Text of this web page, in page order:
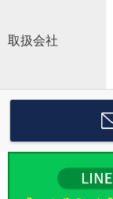
取扱会社